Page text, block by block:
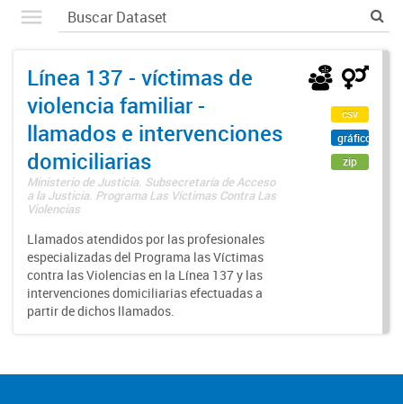
Línea 137 - víctimas de
violencia familiar -
llamados e intervenciones
domiciliarias
Ministerio de Justicia. Subsecretaría de Acceso
a la Justicia. Programa Las Víctimas Contra Las
Violencias
Llamados atendidos por las profesionales
especializadas del Programa las Víctimas
contra las Violencias en la Línea 137 y las
intervenciones domiciliarias efectuadas a
partir de dichos llamados.
csv
gráfico
zip